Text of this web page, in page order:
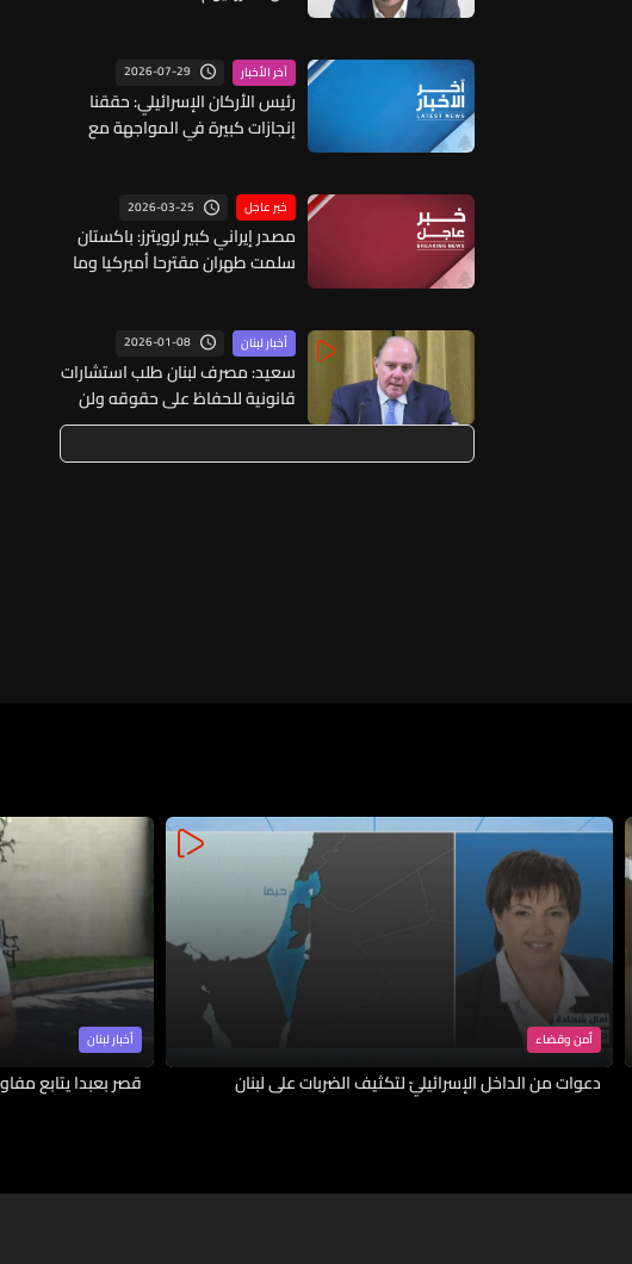
آخر الأخبار 2026-07-29
رئيس الأركان الإسرائيلي: حققنا
إنجازات كبيرة في المواجهة مع
خبر عاجل 2026-03-25
مصدر إيراني كبير لرويترز: باكستان
سلمت طهران مقترحا أميركيا وما
أخبار لبنان 2026-01-08
سعيد: مصرف لبنان طلب استشارات
قانونية للحفاظ على حقوقه ولن
يتوانى عن تحصيلها لإيفاء أموال
أمن وقضاء
دعوات من الداخل الإسرائيليّ لتكثيف الضربات على لبنان
أخبار لبنان
قصر بعبدا يتابع